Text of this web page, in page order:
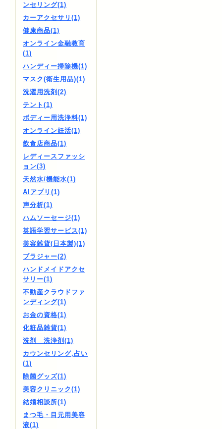
ンセリング(1)
カーアクセサリ(1)
健康商品(1)
オンライン金融教育
(1)
ハンディー掃除機(1)
マスク(衛生用品)(1)
洗濯用洗剤(2)
テント(1)
ボディー用洗浄料(1)
オンライン妊活(1)
飲食店商品(1)
レディースファッシ
ョン(3)
天然水/機能水(1)
AIアプリ(1)
声分析(1)
ハムソーセージ(1)
英語学習サービス(1)
美容雑貨(日本製)(1)
ブラジャー(2)
ハンドメイドアクセ
サリー(1)
不動産クラウドファ
ンディング(1)
お金の資格(1)
化粧品雑貨(1)
洗剤 洗浄剤(1)
カウンセリング,占い
(1)
除菌グッズ(1)
美容クリニック(1)
結婚相談所(1)
まつ毛・目元用美容
液(1)